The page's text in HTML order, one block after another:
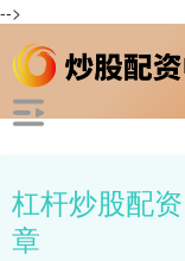
-->
杠杆炒股配
章